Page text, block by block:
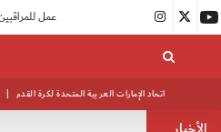
اتحاد الكرة يُنظم ورشة عمل للمراقبين المعتمدين |
| اتحاد الإمارات العربية المتحدة لكرة القدم